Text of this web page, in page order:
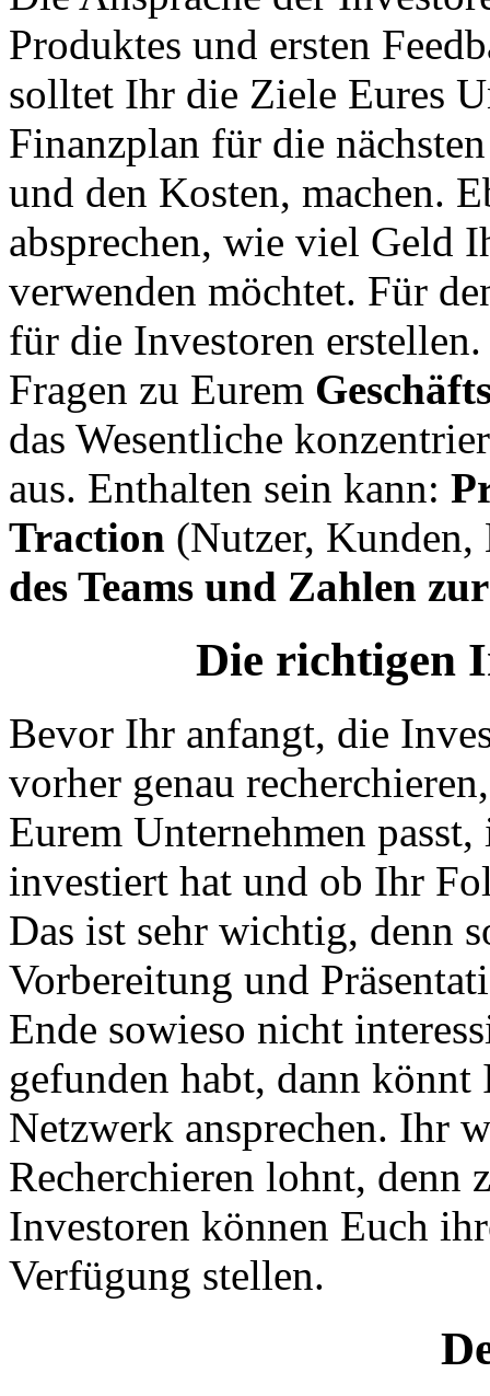
Produktes und ersten
solltet Ihr die Ziele Eures
Finanzplan für die
und den Kosten, machen.
absprechen, wie viel Geld
verwenden möchtet. Für
für die Investoren
Fragen zu Eurem
das Wesentliche
aus. Enthalten sein kann:
Traction (Nutzer,
des Teams und Zahlen
Die richtigen
Bevor Ihr anfangt, die
vorher genau
Eurem Unternehmen
investiert hat und ob Ihr
Das ist sehr wichtig, denn
Vorbereitung und
Ende sowieso nicht
gefunden habt, dann
Netzwerk ansprechen. Ihr
Recherchieren lohnt, denn
Investoren können Euch
Verfügung stellen.